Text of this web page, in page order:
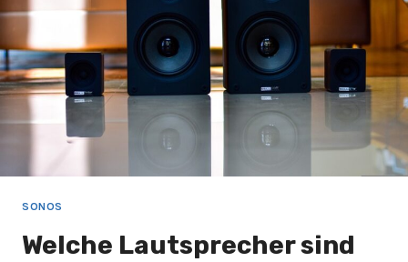
SONOS
Welche Lautsprecher sind